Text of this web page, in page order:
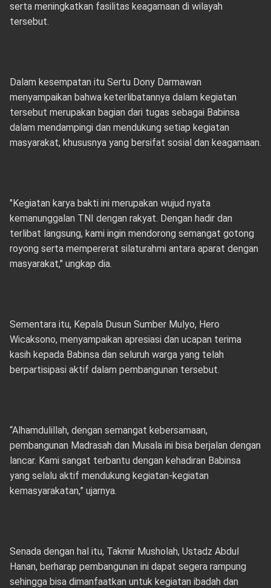
serta meningkatkan fasilitas keagamaan di wilayah
tersebut.
Dalam kesempatan itu Sertu Dony Darmawan
menyampaikan bahwa keterlibatannya dalam kegiatan
tersebut merupakan bagian dari tugas sebagai Babinsa
dalam mendampingi dan mendukung setiap kegiatan
masyarakat, khususnya yang bersifat sosial dan keagamaan.
"Kegiatan karya bakti ini merupakan wujud nyata
kemanunggalan TNI dengan rakyat. Dengan hadir dan
terlibat langsung, kami ingin mendorong semangat gotong
royong serta mempererat silaturahmi antara aparat dengan
masyarakat," ungkap dia.
Sementara itu, Kepala Dusun Sumber Mulyo, Hero
Wicaksono, menyampaikan apresiasi dan ucapan terima
kasih kepada Babinsa dan seluruh warga yang telah
berpartisipasi aktif dalam pembangunan tersebut.
“Alhamdulillah, dengan semangat kebersamaan,
pembangunan Madrasah dan Musala ini bisa berjalan dengan
lancar. Kami sangat terbantu dengan kehadiran Babinsa
yang selalu aktif mendukung kegiatan-kegiatan
kemasyarakatan,” ujarnya.
Senada dengan hal itu, Takmir Musholah, Ustadz Abdul
Hanan, berharap pembangunan ini dapat segera rampung
sehingga bisa dimanfaatkan untuk kegiatan ibadah dan